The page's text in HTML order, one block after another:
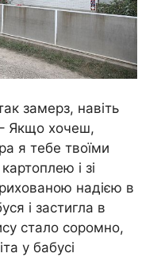
замерз, навіть
Якщо хочеш,
я тебе твоїми
і зі
надією в
і застигла в
стало соромно,
у бабусі